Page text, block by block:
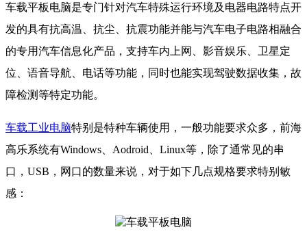
车载平板电脑是专门针对汽车特殊运行环境及电器电路特点开
发的具有抗高温、抗尘、抗震功能并能与汽车电子电路相融合
的专用汽车信息化产品，支持车内上网、影音娱乐、卫星定
位、语音导航、电话等功能，同时也能实现驾驶数据收集，故
障检测等特定功能。
车载工业电脑特别是特种车辆使用，一般功能要求众多，前海
高乐系统有Windows、Aodroid、Linux等，除了通常见的串
口，USB，网口的数量来说，对于如下几点规格要求特别敏
感：